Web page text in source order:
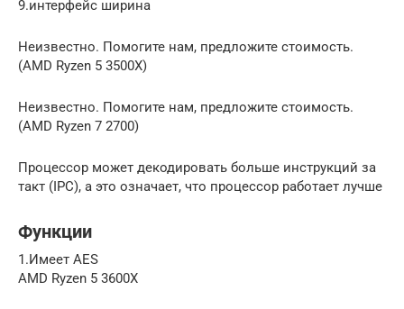
9.интерфейс ширина
Неизвестно. Помогите нам, предложите стоимость.
(AMD Ryzen 5 3500X)
Неизвестно. Помогите нам, предложите стоимость.
(AMD Ryzen 7 2700)
Процессор может декодировать больше инструкций за
такт (IPC), а это означает, что процессор работает лучше
Функции
1.Имеет AES
AMD Ryzen 5 3600X